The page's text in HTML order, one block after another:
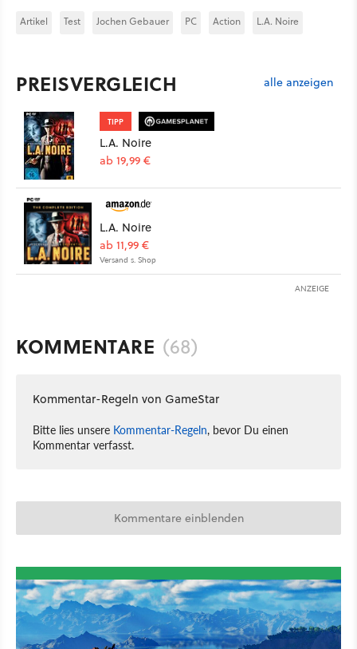
Artikel Test Jochen Gebauer PC Action L.A. Noire
PREISVERGLEICH alle anzeigen
TIPP
L.A. Noire
ab 19,99 €
L.A. Noire
ab 11,99 €
Versand s. Shop
ANZEIGE
KOMMENTARE (68)
Kommentar-Regeln von GameStar
Bitte lies unsere Kommentar-Regeln, bevor Du einen
Kommentar verfasst.
Kommentare einblenden